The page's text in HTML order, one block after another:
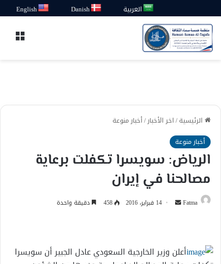
العربية Danish
English
الرئيسية/اخر الأخبار/أخبار منوعة
أخبار منوعة
الرياض: سويسرا تكفلت برعاية
مصالحنا في إيران
Fatma
أرسل 14 فبراير، 2016 458 دقيقة واحدة
أعلن وزير الخارجية السعودي عادل الجبير أن سويسرا